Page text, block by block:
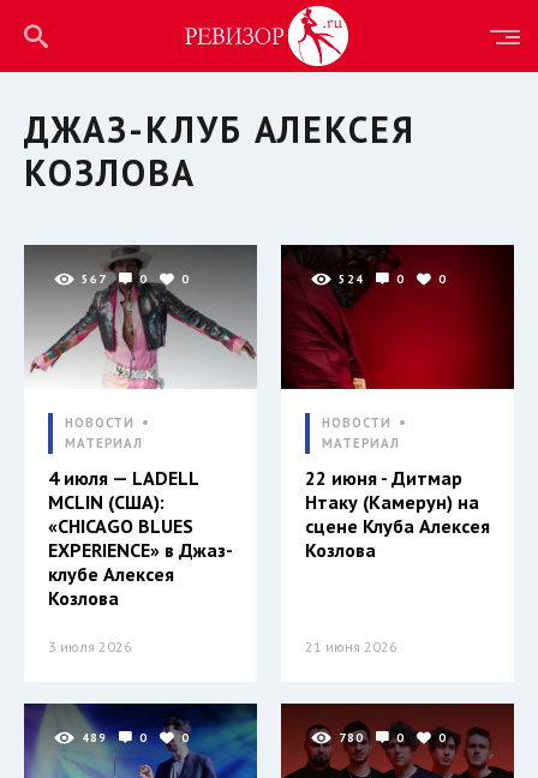
ДЖАЗ-КЛУБ АЛЕКСЕЯ
КОЗЛОВА
567 0 0
НОВОСТИ
МАТЕРИАЛ
4 июля — LADELL
MCLIN (США):
«CHICAGO BLUES
EXPERIENCE» в Джаз-
клубе Алексея
Козлова
3 июля 2026
524 0 0
НОВОСТИ
МАТЕРИАЛ
22 июня - Дитмар
Нтаку (Камерун) на
сцене Клуба Алексея
Козлова
21 июня 2026
489 0 0 780 0 0